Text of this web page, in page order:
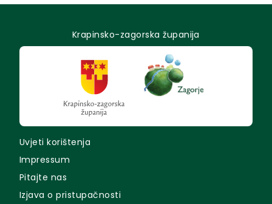
Krapinsko-zagorska županija
Uvjeti korištenja
Impressum
Pitajte nas
Izjava o pristupačnosti